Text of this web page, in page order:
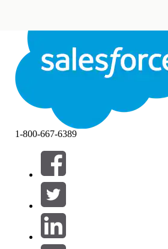
結束
篩選器 (0)
選取篩選
產品區域
1-800-667-6389